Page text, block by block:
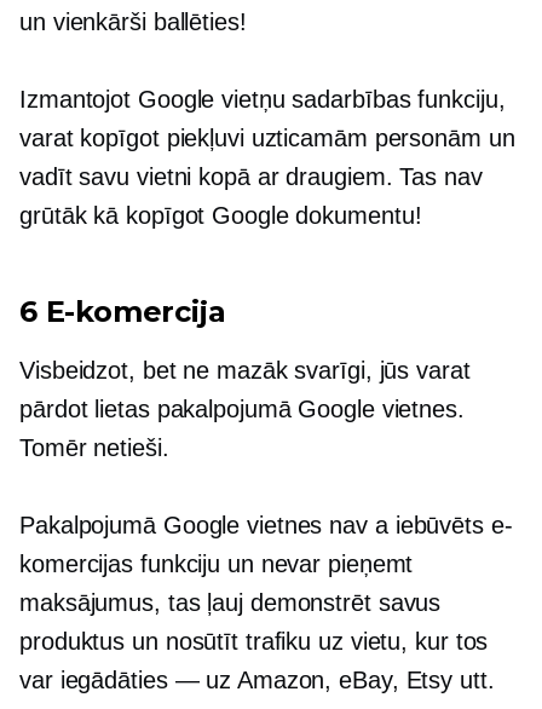
un vienkārši ballēties!
Izmantojot Google vietņu sadarbības funkciju,
varat kopīgot piekļuvi uzticamām personām un
vadīt savu vietni kopā ar draugiem. Tas nav
grūtāk kā kopīgot Google dokumentu!
6 E-komercija
Visbeidzot, bet ne mazāk svarīgi, jūs varat
pārdot lietas pakalpojumā Google vietnes.
Tomēr netieši.
Pakalpojumā Google vietnes nav a iebūvētse-
komercijas funkciju un nevar pieņemt
maksājumus, tas ļauj demonstrēt savus
produktus un nosūtīt trafiku uz vietu, kur tos
var iegādāties — uz Amazon, eBay, Etsy utt.